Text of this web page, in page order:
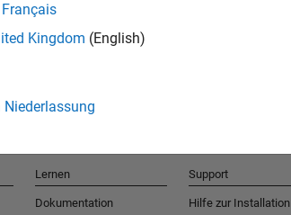
Français
Kingdom (English)
Lernen
Dokumentation
Support
Hilfe zur Installation